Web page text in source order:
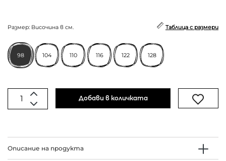
Размер: Височина в см. Таблица с размери
98 104 110 116 122 128
Добави в количката
Описание на продукта